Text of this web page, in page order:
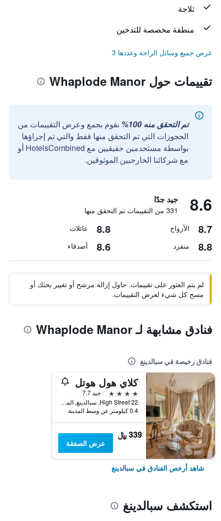
ثلاجة
منطقة مخصصة للتدخين
عرض جميع وسائل الراحة وعددها 3
تقييمات حول Whaplode Manor
تم التحقق منه 100%
نقوم بجمع وعرض التقييمات من
الحجوزات التي تم التحقق منها فقط والتي تم إجراؤها
بواسطة مستخدمين حقيقيين مع HotelsCombined أو
مع شركائنا الخارجيين الموثوقين.
8.6 جيد جدًا
331 من التقييمات تم التحقق منها
8.7 الأزواج 8.8 عائلات
8.8 منفرد 8.6 أصدقاء
لم يتم العثور على تقييمات. حاول إزالة مرشح أو تغيير بحثك أو
مسح كل شيء لعرض التقييمات.
فنادق مشابهة لـ Whaplode Manor
فنادق رخيصة في سبالدينغ
كلاي هول هوتل
4 نجوم
جيد 7.7
22 High Street, سبالدينغ, المملكة المتحدة
0.4 كيلومتر عن وسط المدينة
339 ﷼
عرض الصفقة
شاهد أرخص الفنادق في سبالدينغ
استكشف سبالدينغ